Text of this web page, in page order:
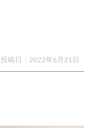
投稿日： 2022年6月21日